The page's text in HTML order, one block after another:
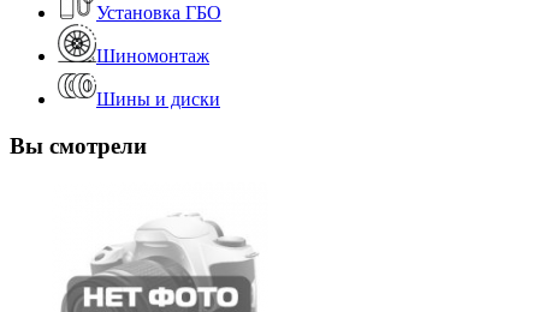
Установка ГБО
Шиномонтаж
Шины и диски
Вы смотрели